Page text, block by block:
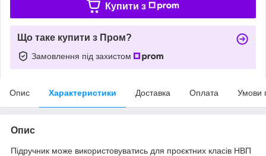
Купити з
Що таке купити з Пром?
Замовлення під захистом
Опис Характеристики Доставка Оплата Умови
Опис
Підручник може використовуватись для проєктних класів НВП